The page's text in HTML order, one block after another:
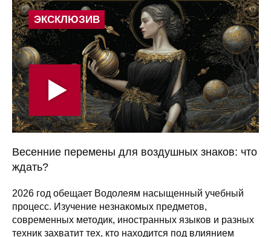
Весенние перемены для воздушных знаков: что
ждать?
2026 год обещает Водолеям насыщенный учебный
процесс. Изучение незнакомых предметов,
современных методик, иностранных языков и разных
техник захватит тех, кто находится под влиянием